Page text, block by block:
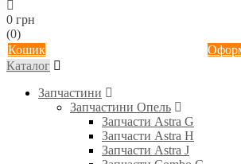
0 грн
(0)
Кошик
Каталог
Запчастини
Запчастини Опель
Запчасти Astra G
Запчасти Astra H
Запчасти Astra J